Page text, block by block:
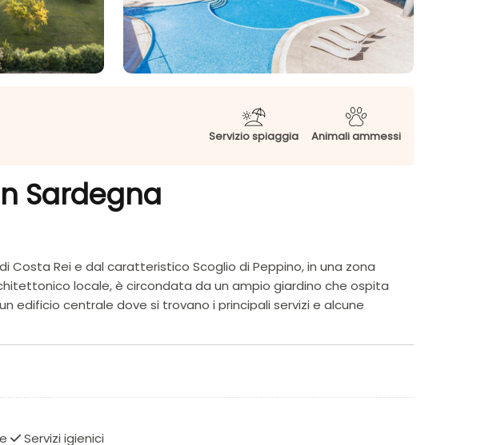
Servizio spiaggia Animali ammessi
Sardegna
Costa Rei e dal caratteristico Scoglio di Peppino, in una zona
locale, è circondata da un ampio giardino che ospita
edificio centrale dove si trovano i principali servizi e alcune
è caratterizzato da una spiaggia chiara, un mare limpido
ristorante, piscina, palestra, padel, centro benessere con SPA. Il
circa 600 mt dalla struttura, ed è raggiungibile a piedi con una
un mare dolcemente digradante, è attrezzata con ombrelloni e
Servizi igienici